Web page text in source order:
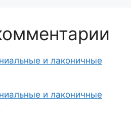
и лаконичные
и лаконичные